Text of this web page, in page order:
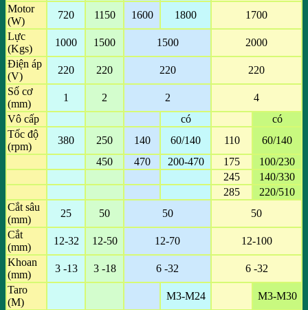
Motor
(W)
720 1150 1600 1800
1700
Lực
(Kgs)
1000 1500 1500
2000
Điện áp
(V)
220 220 220
220
Số cơ
(mm)
1 2 2
4
Vô cấp
có
có
Tốc độ
(rpm)
380 250 140 60/140 110
60/140
450
470 200-470 175
100/230
245
140/330
285
220/510
Cắt sâu
(mm)
25 50 50
50
Cắt
(mm)
12-32 12-50 12-70
12-100
Khoan
(mm)
3 -13 3 -18 6 -32
6 -32
Taro
(M)
M3-M24
M3-M30